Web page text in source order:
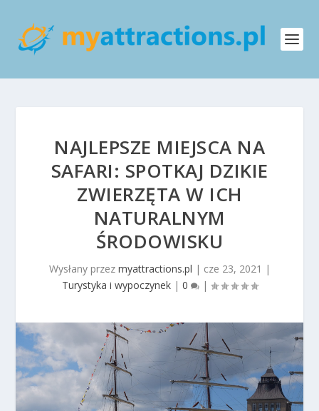
NAJLEPSZE MIEJSCA NA
SAFARI: SPOTKAJ DZIKIE
ZWIERZĘTA W ICH
NATURALNYM
ŚRODOWISKU
Wysłany przez myattractions.pl | cze 23, 2021 |
Turystyka i wypoczynek| 0 |